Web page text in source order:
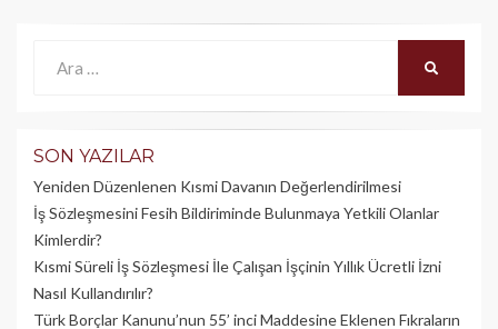
SON YAZILAR
Yeniden Düzenlenen Kısmi Davanın Değerlendirilmesi
İş Sözleşmesini Fesih Bildiriminde Bulunmaya Yetkili Olanlar
Kimlerdir?
Kısmi Süreli İş Sözleşmesi İle Çalışan İşçinin Yıllık Üc­retli İzni
Nasıl Kullandırılır?
Türk Borçlar Kanunu’nun 55’ inci Maddesine Eklenen Fıkraların